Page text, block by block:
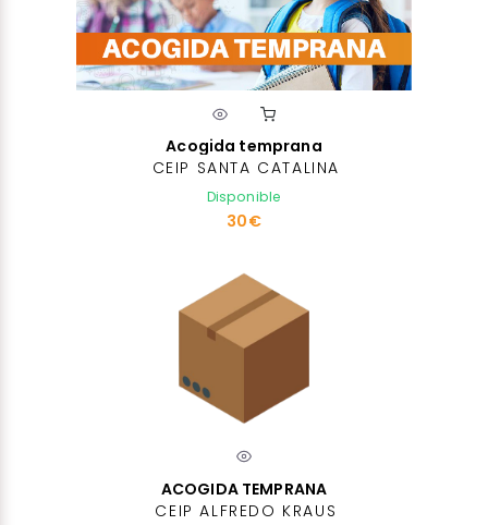
Acogida temprana
CEIP SANTA CATALINA
Disponible
30€
ACOGIDA TEMPRANA
CEIP ALFREDO KRAUS